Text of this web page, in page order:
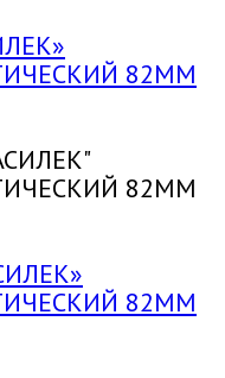
82ММ
82ММ